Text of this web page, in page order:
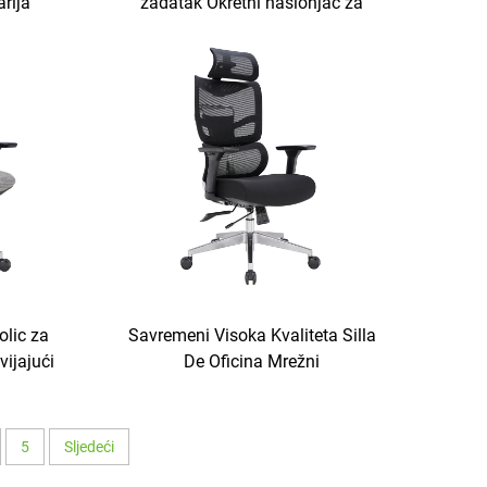
uredska stolica od mrežaste
tkanine
za
Savremeni Visoka Kvaliteta Silla
De Oficina Mrežni
5 Sljedeći